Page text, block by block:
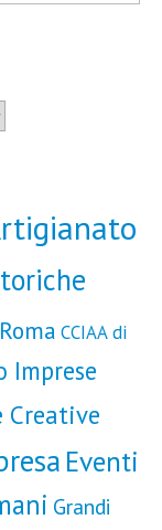
CCIAA di
Imprese
Creative
Eventi
Grandi